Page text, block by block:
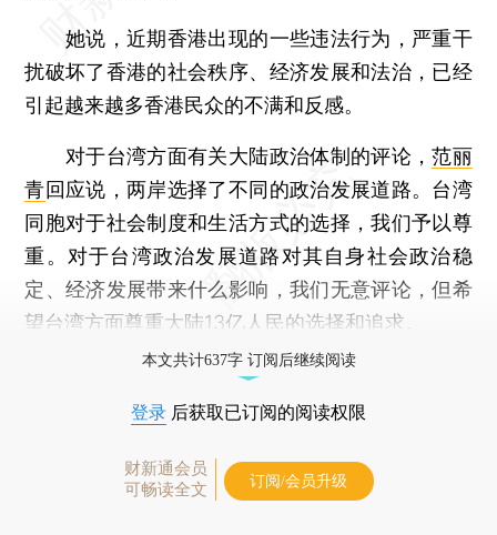
她说，近期香港出现的一些违法行为，严重干
扰破坏了香港的社会秩序、经济发展和法治，已经
引起越来越多香港民众的不满和反感。
对于台湾方面有关大陆政治体制的评论，范丽
青回应说，两岸选择了不同的政治发展道路。台湾
同胞对于社会制度和生活方式的选择，我们予以尊
重。对于台湾政治发展道路对其自身社会政治稳
定、经济发展带来什么影响，我们无意评论，但希
望台湾方面尊重大陆13亿人民的选择和追求。
本文共计637字 订阅后继续阅读
登录 后获取已订阅的阅读权限
财新通会员
可畅读全文
订阅/会员升级